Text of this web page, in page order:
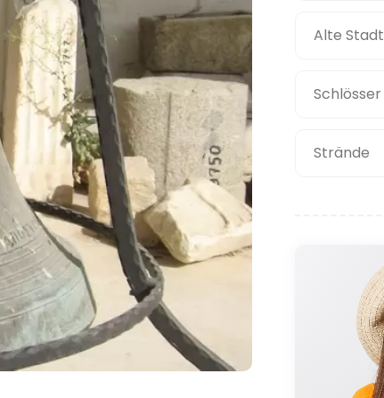
Alte Stadt
Schlösser
Strände